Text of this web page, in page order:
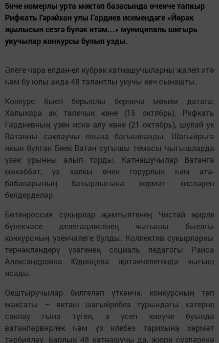
5нче номерлы урта мәктәп базасында өченче тапкыр
Рифкать Гәрәйхан улы Гардиев исемендәге «Йөрәк
җылысын сезгә бүләк итәм...» муниципаль шигырь
укучылар конкурсы булып узды.
Әлеге чара елдан-ел күбрәк катнашучыларны җәлеп итә
һәм бу юлы анда 48 талантлы укучы көч сынашты.
Конкурс быел берьюлы берничә мөһим датага:
Халыкара ак таякчык көне (15 октябрь), Рифкать
Гардиевның үзен искә алу көне (21 октябрь), шулай ук
Ватанны саклаучы елына багышланды. Шагыйрьгә
якын булган Бөек Ватан сугышы темасы чыгышларда
үзәк урынны алып торды. Катнашучылар Ватанга
мәхәббәт, үз халкы өчен горурлык һәм ата-
бабаларының батырлыгына хөрмәт хисләрен
белдерделәр.
Бөтенроссия сукырлар җәмгыятенең Чистай җирле
бүлекчәсе делегациясенең чыгышы быелгы
конкурсның үзенчәлеге булды. Коллектив сукырларны
тернәкләндерү үзәгенең социаль педагогы Раиса
Александровна Юдинцева җитәкчелегендә чыгыш
ясады.
Оештыручылар билгеләп үткәнчә, конкурсның төп
максаты – якташ шагыйребез турындагы хәтерне
саклау гына түгел, ә үсеп килүче буында
ватанпәрвәрлек һәм үз илебез тарихына хөрмәт
тәрбияләү. Барлык 48 катнашучы да, жюри сүзләренә